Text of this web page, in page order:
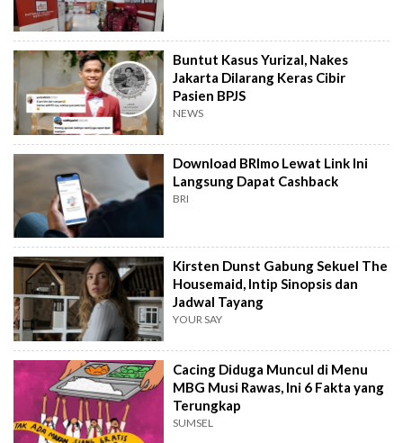
Buntut Kasus Yurizal, Nakes
Jakarta Dilarang Keras Cibir
Pasien BPJS
NEWS
Download BRImo Lewat Link Ini
Langsung Dapat Cashback
BRI
Kirsten Dunst Gabung Sekuel The
Housemaid, Intip Sinopsis dan
Jadwal Tayang
YOUR SAY
Cacing Diduga Muncul di Menu
MBG Musi Rawas, Ini 6 Fakta yang
Terungkap
SUMSEL